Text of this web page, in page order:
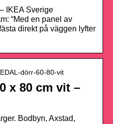
IKEA Sverige
“Med en panel av
direkt på väggen lyfter
dörr-60-80-vit
x 80 cm vit –
Bodbyn, Axstad,